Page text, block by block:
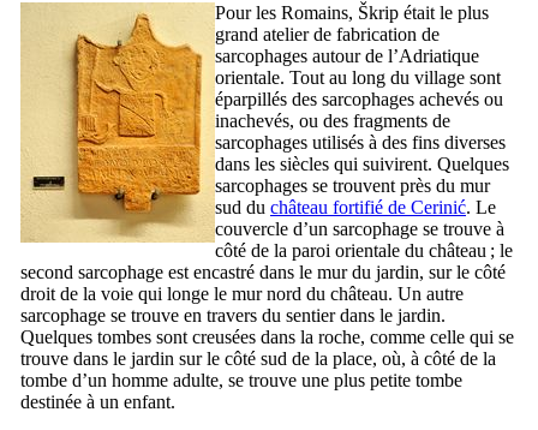
Pour les Romains, Škrip était le plus
grand atelier de fabrication de
sarcophages autour de l’Adriatique
orientale. Tout au long du village sont
éparpillés des sarcophages achevés ou
inachevés, ou des fragments de
sarcophages utilisés à des fins diverses
dans les siècles qui suivirent. Quelques
sarcophages se trouvent près du mur
sud du château fortifié de Cerinić. Le
couvercle d’un sarcophage se trouve à
côté de la paroi orientale du château ; le
second sarcophage est encastré dans le mur du jardin, sur le côté
droit de la voie qui longe le mur nord du château. Un autre
sarcophage se trouve en travers du sentier dans le jardin.
Quelques tombes sont creusées dans la roche, comme celle qui se
trouve dans le jardin sur le côté sud de la place, où, à côté de la
tombe d’un homme adulte, se trouve une plus petite tombe
destinée à un enfant.